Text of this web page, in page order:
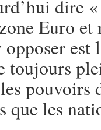
dire
Euro et
opposer
toujours
pouvoirs
que les